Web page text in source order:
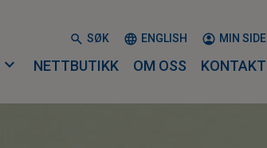
SØK ENGLISH MIN SIDE
expand_more NETTBUTIKK OM OSS KONTAKT